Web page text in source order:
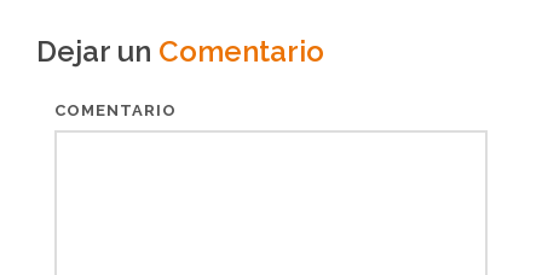
Dejar un Comentario
COMENTARIO